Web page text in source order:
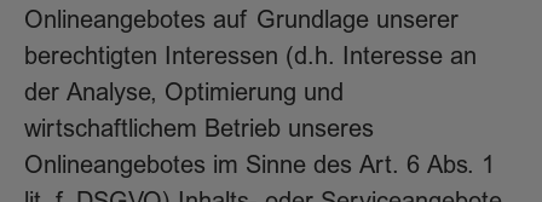
Onlineangebotes auf Grundlage unserer
berechtigten Interessen (d.h. Interesse an
der Analyse, Optimierung und
wirtschaftlichem Betrieb unseres
Onlineangebotes im Sinne des Art. 6 Abs. 1